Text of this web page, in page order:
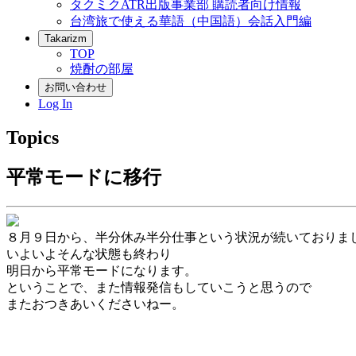
タクミクATR出版事業部 購読者向け情報
台湾旅で使える華語（中国語）会話入門編
Takarizm
TOP
焼酎の部屋
お問い合わせ
Log In
Topics
平常モードに移行
８月９日から、半分休み半分仕事という状況が続いておりま
いよいよそんな状態も終わり
明日から平常モードになります。
ということで、また情報発信もしていこうと思うので
またおつきあいくださいねー。